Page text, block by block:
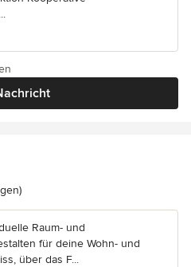
5 von 5 Sternen
Raum- und
für deine Wohn- und
über das F...